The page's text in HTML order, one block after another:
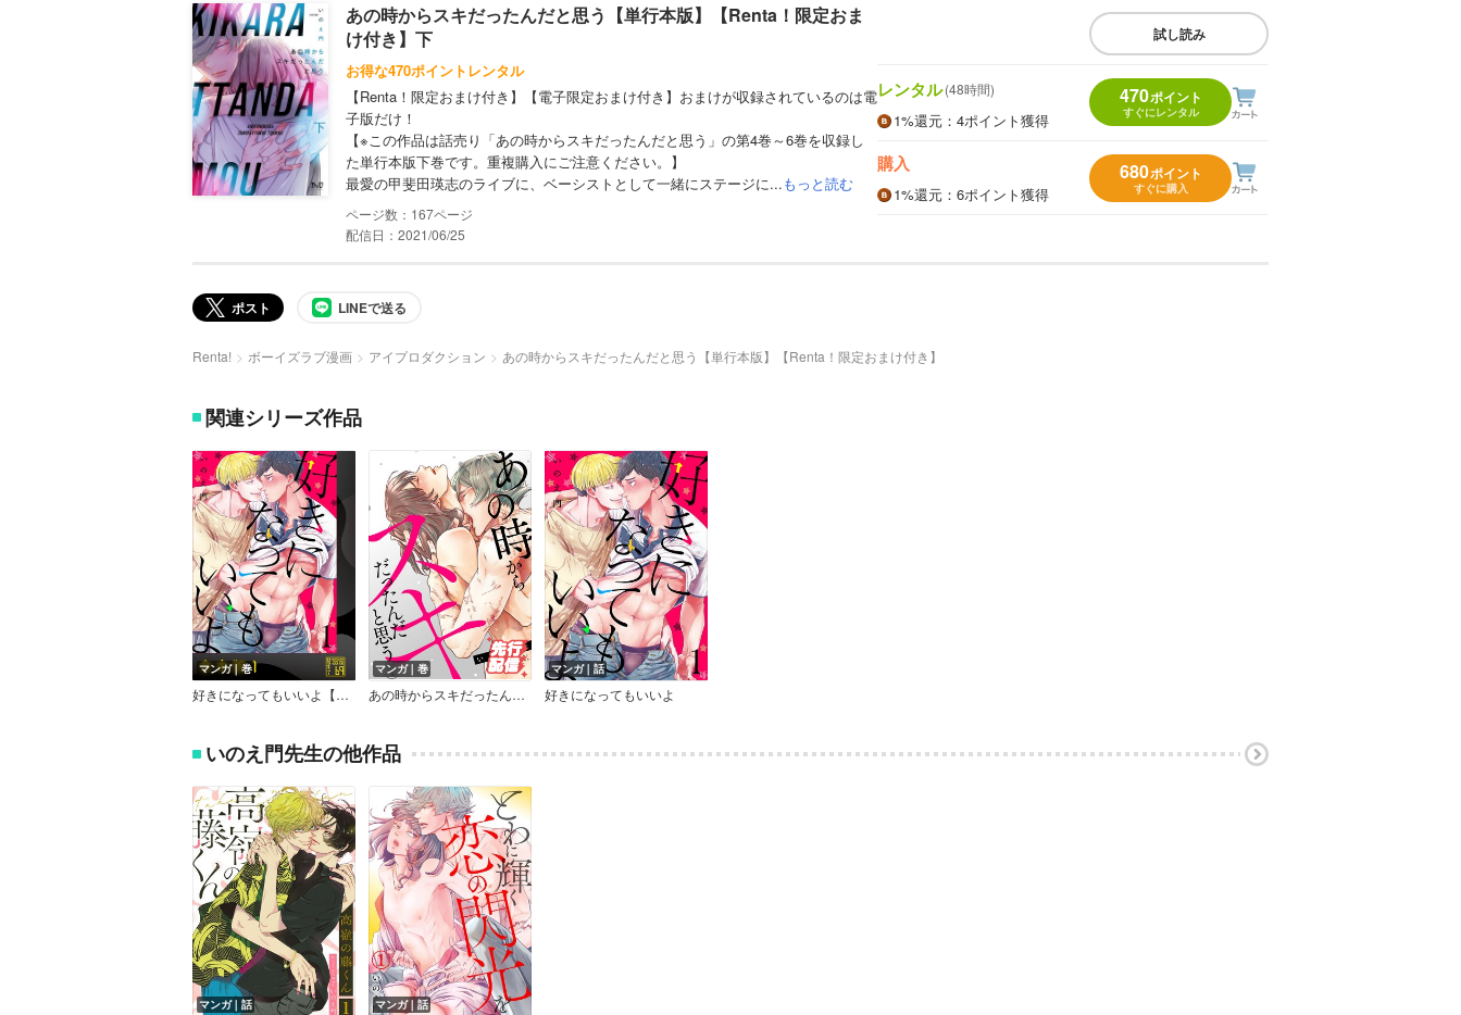
あの時からスキだったんだと思う【単行本版】【Renta！限定おま
け付き】下
お得な470ポイントレンタル
【Renta！限定おまけ付き】【電子限定おまけ付き】おまけが収録されているのは電
子版だけ！
【※この作品は話売り「あの時からスキだったんだと思う」の第4巻～6巻を収録し
た単行本版下巻です。重複購入にご注意ください。】
最愛の甲斐田瑛志のライブに、ベーシストとして一緒にステージに...もっと読む
167
配信日：2021/06/25
試し読み
レンタル(48時間)
1%還元 ：4ポイント獲得
470ポイント
すぐにレンタル
購入
1%還元 ：6ポイント獲得
680ポイント
すぐに購入
ポスト LINEで送る
Renta! ボーイズラブ漫画 アイプロダクション あの時からスキだったんだと思う【単行本版】【Renta！限定おまけ付き】
関連シリーズ作品
マンガ｜巻
好きになってもいいよ【合本版】
マンガ｜巻
あの時からスキだったんだと思う
マンガ｜話
好きになってもいいよ
いのえ門先生の他作品
マンガ｜話 マンガ｜話